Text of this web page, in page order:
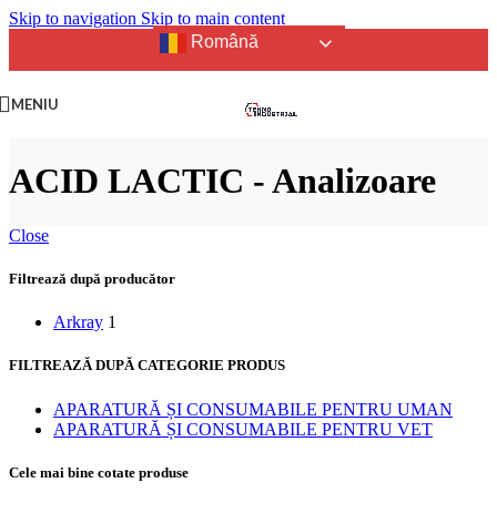
Skip to navigation Skip to main content
Română
MENIU
ACID LACTIC - Analizoare
Close
Filtrează după producător
Arkray 1
FILTREAZĂ DUPĂ CATEGORIE PRODUS
APARATURĂ ȘI CONSUMABILE PENTRU UMAN
APARATURĂ ȘI CONSUMABILE PENTRU VET
Cele mai bine cotate produse